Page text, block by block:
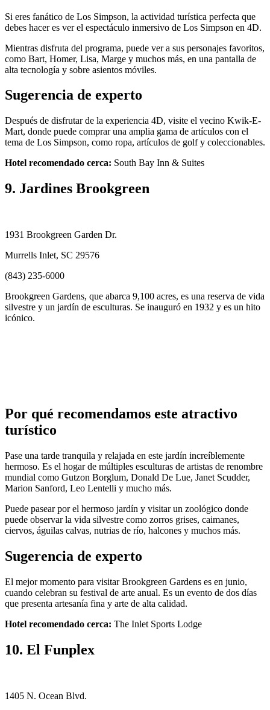
Si eres fanático de Los Simpson, la actividad turística perfecta que
debes hacer es ver el espectáculo inmersivo de Los Simpson en 4D.
Mientras disfruta del programa, puede ver a sus personajes favoritos,
como Bart, Homer, Lisa, Marge y muchos más, en una pantalla de
alta tecnología y sobre asientos móviles.
Sugerencia de experto
Después de disfrutar de la experiencia 4D, visite el vecino Kwik-E-
Mart, donde puede comprar una amplia gama de artículos con el
tema de Los Simpson, como ropa, artículos de golf y coleccionables.
Hotel recomendado cerca: South Bay Inn & Suites
9. Jardines Brookgreen
1931 Brookgreen Garden Dr.
Murrells Inlet, SC 29576
(843) 235-6000
Brookgreen Gardens, que abarca 9,100 acres, es una reserva de vida
silvestre y un jardín de esculturas. Se inauguró en 1932 y es un hito
icónico.
Por qué recomendamos este atractivo
turístico
Pase una tarde tranquila y relajada en este jardín increíblemente
hermoso. Es el hogar de múltiples esculturas de artistas de renombre
mundial como Gutzon Borglum, Donald De Lue, Janet Scudder,
Marion Sanford, Leo Lentelli y mucho más.
Puede pasear por el hermoso jardín y visitar un zoológico donde
puede observar la vida silvestre como zorros grises, caimanes,
ciervos, águilas calvas, nutrias de río, halcones y muchos más.
Sugerencia de experto
El mejor momento para visitar Brookgreen Gardens es en junio,
cuando celebran su festival de arte anual. Es un evento de dos días
que presenta artesanía fina y arte de alta calidad.
Hotel recomendado cerca: The Inlet Sports Lodge
10. El Funplex
1405 N. Ocean Blvd.